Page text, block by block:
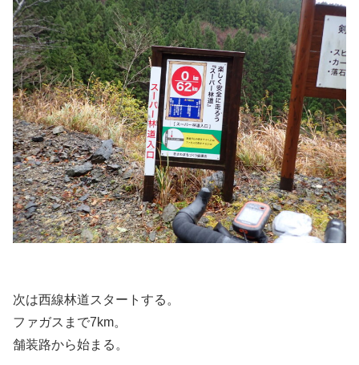
次は西線林道スタートする。
ファガスまで7km。
舗装路から始まる。